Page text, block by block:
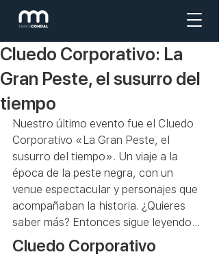
Cluedo Corporativo: La
Gran Peste, el susurro del
tiempo
Nuestro último evento fue el Cluedo
Corporativo «La Gran Peste, el
susurro del tiempo». Un viaje a la
época de la peste negra, con un
venue espectacular y personajes que
acompañaban la historia. ¿Quieres
saber más? Entonces sigue leyendo…
Cluedo Corporativo